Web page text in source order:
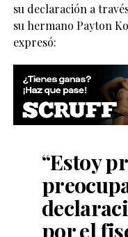
su declaración a
su hermano Payton
expresó:
“Estoy
por el